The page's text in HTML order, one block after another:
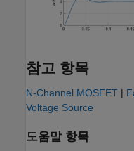
참고 항목
N-Channel MOSFET |
Voltage Source
도움말 항목